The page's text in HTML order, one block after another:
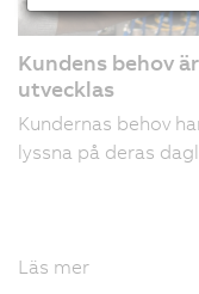
Kundens behov
utvecklas
Kundernas behov
lyssna på deras
Läs mer